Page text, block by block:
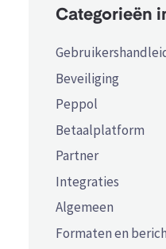
Categorieën
Beveiliging
Peppol
Betaalplatform
Partner
Integraties
Algemeen
Formaten en